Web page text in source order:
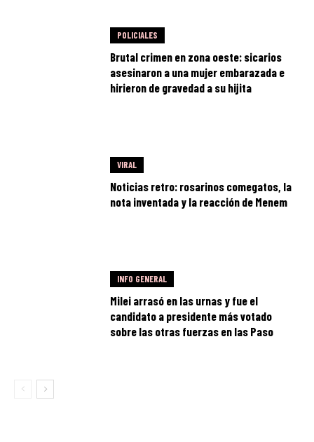
POLICIALES
Brutal crimen en zona oeste: sicarios
asesinaron a una mujer embarazada e
hirieron de gravedad a su hijita
VIRAL
Noticias retro: rosarinos comegatos, la
nota inventada y la reacción de Menem
INFO GENERAL
Milei arrasó en las urnas y fue el
candidato a presidente más votado
sobre las otras fuerzas en las Paso